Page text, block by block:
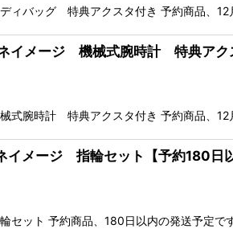
バッグ 特典アクスタ付き 予約商品、12
イメージ 機械式腕時計 特典アク
腕時計 特典アクスタ付き 予約商品、12
メージ 指輪セット【予約180日以
ット 予約商品、180日以内の発送予定で